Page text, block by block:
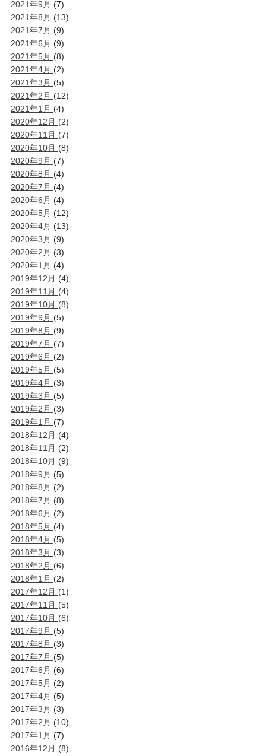
2021年9月 (7)
2021年8月 (13)
2021年7月 (9)
2021年6月 (9)
2021年5月 (8)
2021年4月 (2)
2021年3月 (5)
2021年2月 (12)
2021年1月 (4)
2020年12月 (2)
2020年11月 (7)
2020年10月 (8)
2020年9月 (7)
2020年8月 (4)
2020年7月 (4)
2020年6月 (4)
2020年5月 (12)
2020年4月 (13)
2020年3月 (9)
2020年2月 (3)
2020年1月 (4)
2019年12月 (4)
2019年11月 (4)
2019年10月 (8)
2019年9月 (5)
2019年8月 (9)
2019年7月 (7)
2019年6月 (2)
2019年5月 (5)
2019年4月 (3)
2019年3月 (5)
2019年2月 (3)
2019年1月 (7)
2018年12月 (4)
2018年11月 (2)
2018年10月 (9)
2018年9月 (5)
2018年8月 (2)
2018年7月 (8)
2018年6月 (2)
2018年5月 (4)
2018年4月 (5)
2018年3月 (3)
2018年2月 (6)
2018年1月 (2)
2017年12月 (1)
2017年11月 (5)
2017年10月 (6)
2017年9月 (5)
2017年8月 (3)
2017年7月 (5)
2017年6月 (6)
2017年5月 (2)
2017年4月 (5)
2017年3月 (3)
2017年2月 (10)
2017年1月 (7)
2016年12月 (8)